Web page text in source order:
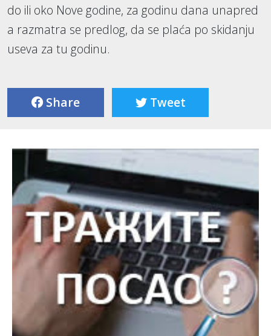
do ili oko Nove godine, za godinu dana unapred
a razmatra se predlog, da se plaća po skidanju
useva za tu godinu.
Share Tweet